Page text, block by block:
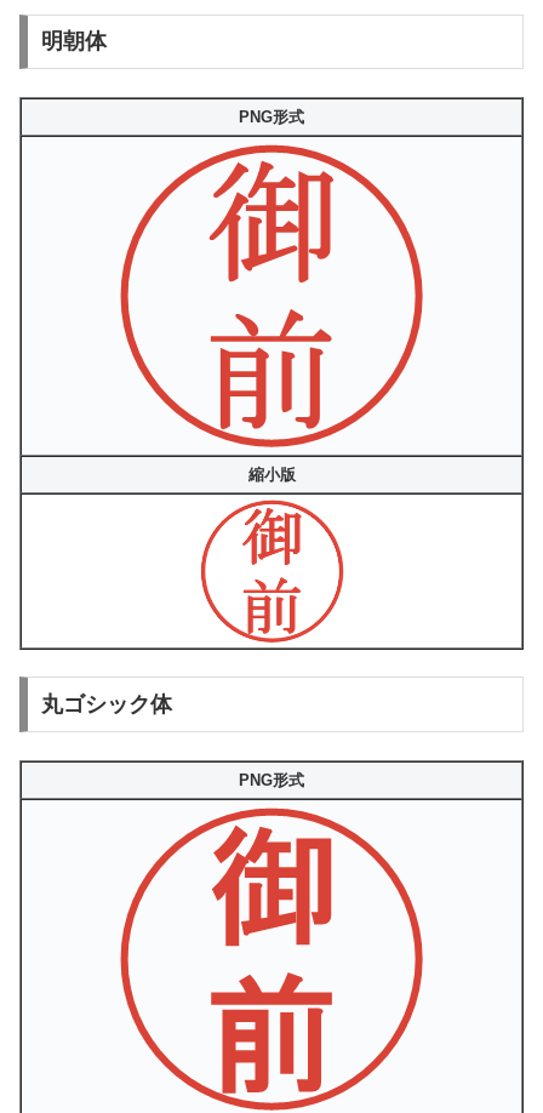
明朝体
PNG形式
縮小版
丸ゴシック体
PNG形式